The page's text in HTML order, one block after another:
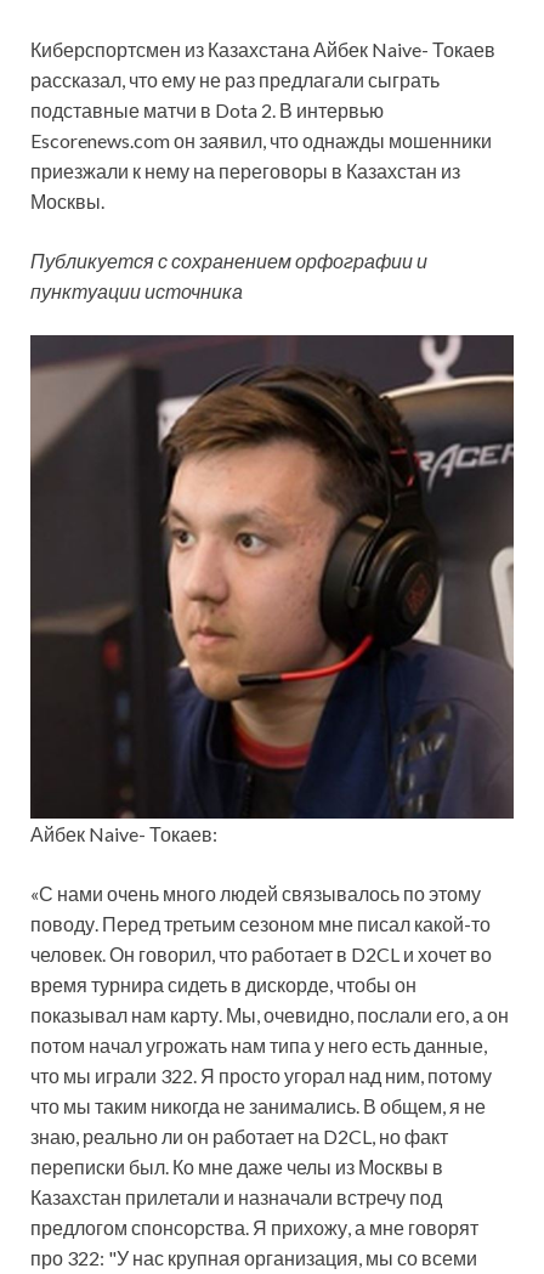
Киберспортсмен из Казахстана Айбек Naive- Токаев
рассказал, что ему не раз предлагали сыграть
подставные матчи в Dota 2. В интервью
Escorenews.com он заявил, что однажды мошенники
приезжали к нему на переговоры в Казахстан из
Москвы.
Публикуется с сохранением орфографии и
пунктуации источника
Айбек Naive- Токаев:
«С нами очень много людей связывалось по этому
поводу. Перед третьим сезоном мне писал какой-то
человек. Он говорил, что работает в D2CL и хочет во
время турнира сидеть в дискорде, чтобы он
показывал нам карту. Мы, очевидно, послали его, а он
потом начал угрожать нам типа у него есть данные,
что мы играли 322. Я просто угорал над ним, потому
что мы таким никогда не занимались. В общем, я не
знаю, реально ли он работает на D2CL, но факт
переписки был. Ко мне даже челы из Москвы в
Казахстан прилетали и назначали встречу под
предлогом спонсорства. Я прихожу, а мне говорят
про 322: "У нас крупная организация, мы со всеми